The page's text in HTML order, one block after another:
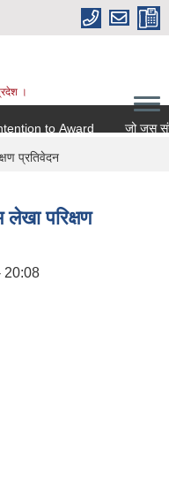
।
to Award जो जस संग
प्रतिवेदन
परिक्षण
20:08